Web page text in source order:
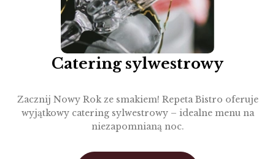
Catering sylwestrowy
Zacznij Nowy Rok ze smakiem! Repeta Bistro oferuje
wyjątkowy catering sylwestrowy – idealne menu na
niezapomnianą noc.